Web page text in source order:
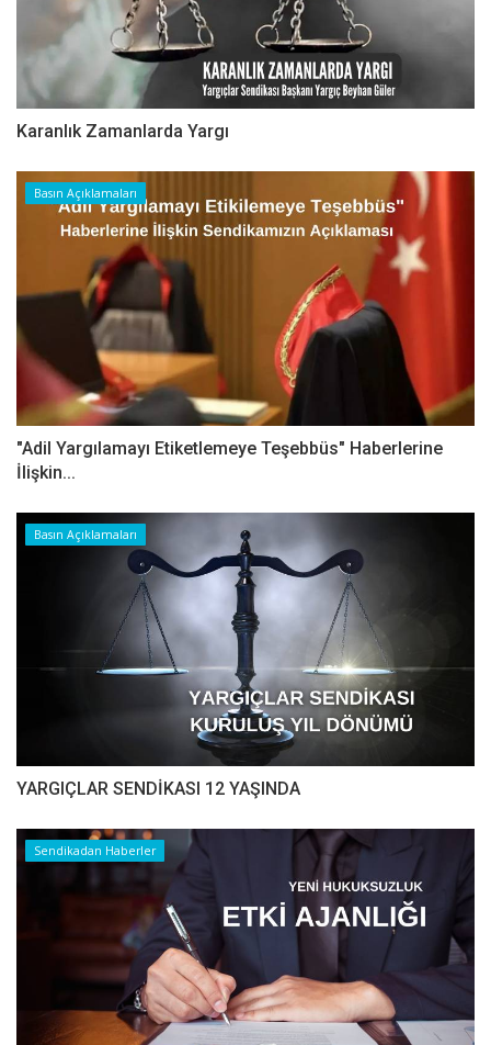
Karanlık Zamanlarda Yargı
Basın Açıklamaları
"Adil Yargılamayı Etiketlemeye Teşebbüs" Haberlerine
İlişkin...
Basın Açıklamaları
YARGIÇLAR SENDİKASI 12 YAŞINDA
Sendikadan Haberler